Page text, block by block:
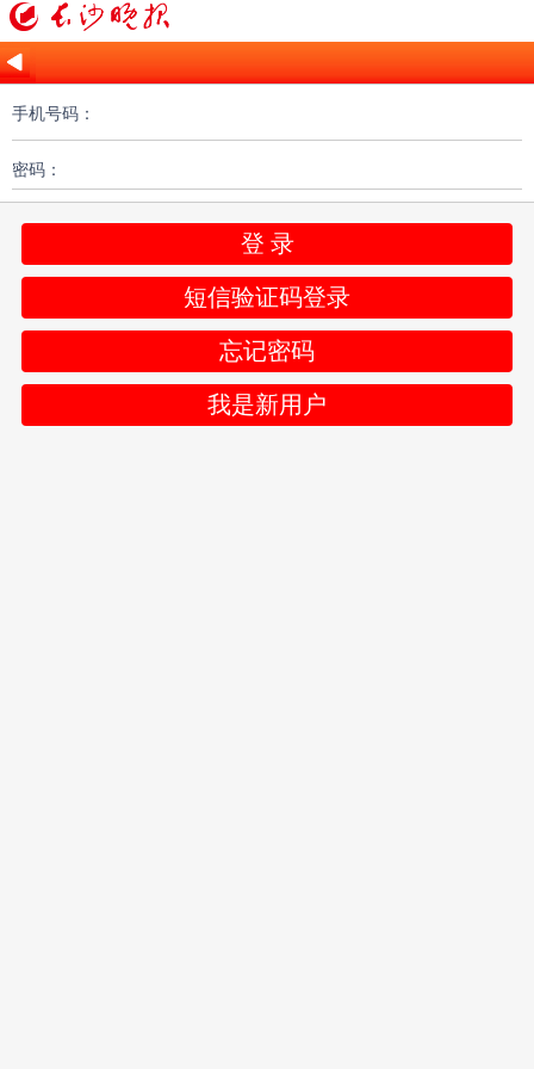
手机号码：
密码：
登 录
短信验证码登录
忘记密码
我是新用户